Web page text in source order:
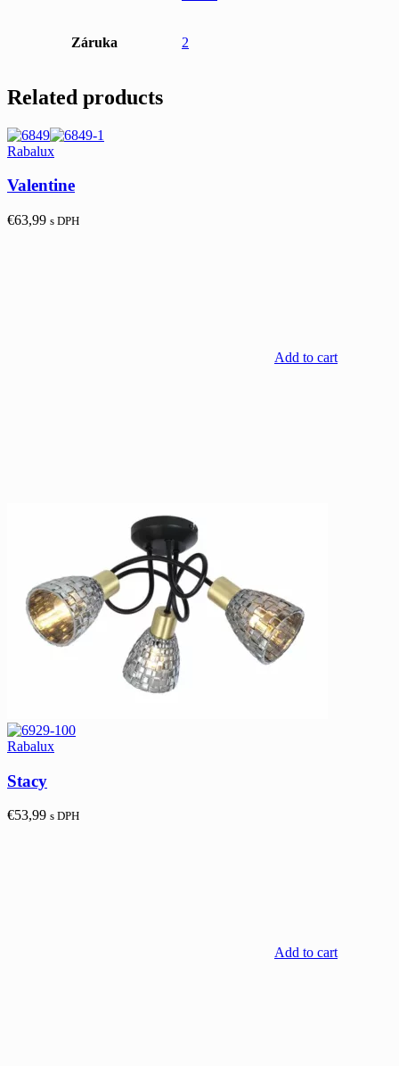
Záruka 2
Related products
Rabalux
Valentine
€63,99 s DPH
Add to cart
Rabalux
Stacy
€53,99 s DPH
Add to cart